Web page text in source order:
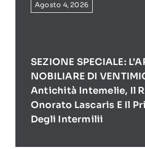
Agosto 4, 2026
SEZIONE SPECIALE:
NOBILIARE DI
Antichità Intemelie, Il
Onorato Lascaris E Il
Degli Intermilii